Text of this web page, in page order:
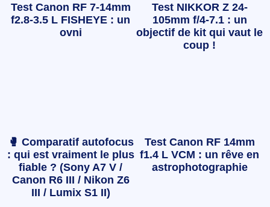
Test Canon RF 7-14mm
f2.8-3.5 L FISHEYE : un
ovni
Test NIKKOR Z 24-
105mm f/4-7.1 : un
objectif de kit qui vaut le
coup !
🥊 Comparatif autofocus
: qui est vraiment le plus
fiable ? (Sony A7 V /
Canon R6 III / Nikon Z6
III / Lumix S1 II)
Test Canon RF 14mm
f1.4 L VCM : un rêve en
astrophotographie